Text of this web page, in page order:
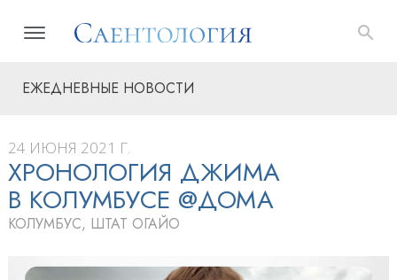
ЕЖЕДНЕВНЫЕ НОВОСТИ
24 ИЮНЯ 2021 Г.
ХРОНОЛОГИЯ ДЖИМА
В КОЛУМБУСЕ @ДОМА
КОЛУМБУС, ШТАТ ОГАЙО